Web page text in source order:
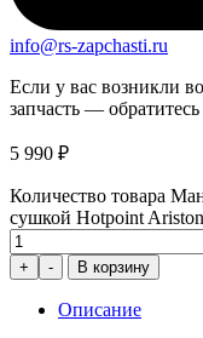
info@rs-zapchasti.ru
Если у вас возникли
запчасть —
5 990 ₽
Количество товара
сушкой Hotpoint
+ - В корзину
Описание